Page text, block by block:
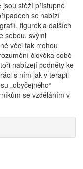
jsou stěží přístupné
se nabízí
figurek a dalších
sebou, svými
věci tak mohou
člověka sobě
nabízejí podněty ke
s ním jak v terapii
„obyčejného“
se vzděláním v